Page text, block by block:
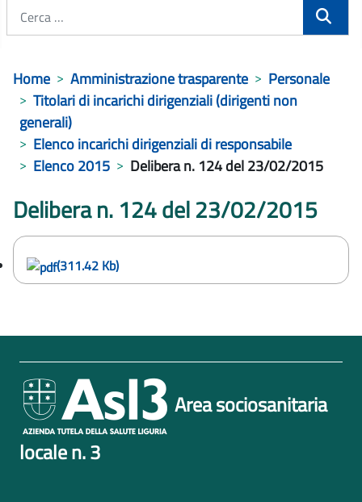
Home Amministrazione trasparente
Personale
Titolari di incarichi dirigenziali (dirigenti non
generali)
Elenco incarichi dirigenziali di responsabile
Elenco 2015
Delibera n. 124 del 23/02/2015
Delibera n. 124 del 23/02/2015
(311.42 Kb)
Area sociosanitaria
locale n. 3